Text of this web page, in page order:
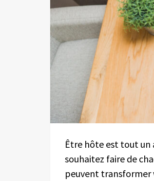
Être hôte est tout un
souhaitez faire de
peuvent transformer